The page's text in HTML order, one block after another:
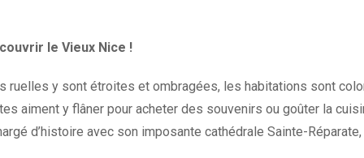
le Vieux Nice !
ruelles y sont étroites et ombragées, les habitations sont
aiment y flâner pour acheter des souvenirs ou goûter la
d’histoire avec son imposante cathédrale Sainte-